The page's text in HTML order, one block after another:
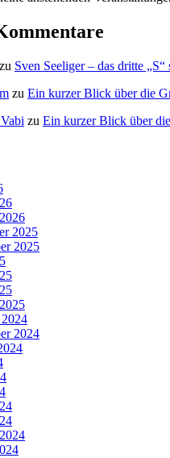
zu Sven Seeliger – das dritte
zu Ein kurzer Blick über die
zu Ein kurzer Blick über
2025
2025
2024